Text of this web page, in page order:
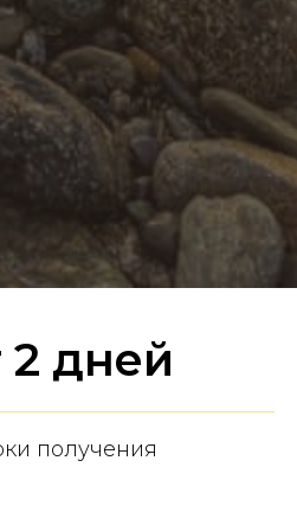
2 дней
получения